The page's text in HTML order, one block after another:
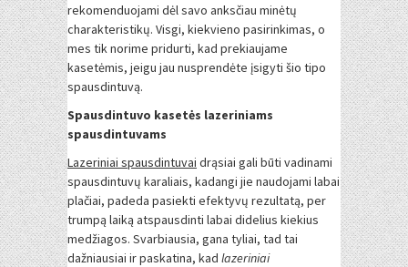
rekomenduojami dėl savo anksčiau minėtų
charakteristikų. Visgi, kiekvieno pasirinkimas, o
mes tik norime pridurti, kad prekiaujame
kasetėmis, jeigu jau nusprendėte įsigyti šio tipo
spausdintuvą.
Spausdintuvo kasetės lazeriniams
spausdintuvams
Lazeriniai spausdintuvai drąsiai gali būti vadinami
spausdintuvų karaliais, kadangi jie naudojami labai
plačiai, padeda pasiekti efektyvų rezultatą, per
trumpą laiką atspausdinti labai didelius kiekius
medžiagos. Svarbiausia, gana tyliai, tad tai
dažniausiai ir paskatina, kad lazeriniai